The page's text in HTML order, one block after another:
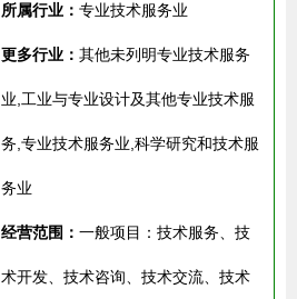
所属行业： 专业技术服务业
更多行业： 其他未列明专业技术服务
业,工业与专业设计及其他专业技术服
务,专业技术服务业,科学研究和技术服
务业
经营范围： 一般项目：技术服务、技
术开发、技术咨询、技术交流、技术